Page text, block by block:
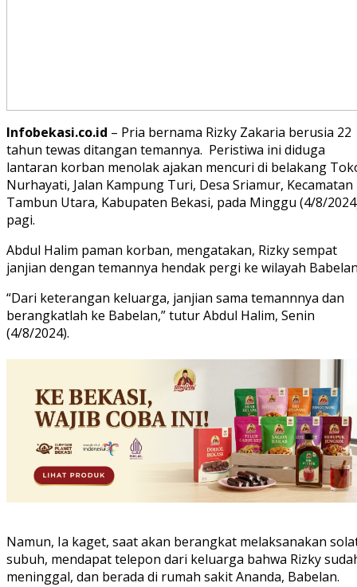
Infobekasi.co.id – Pria bernama Rizky Zakaria berusia 22
tahun tewas ditangan temannya. Peristiwa ini diduga
lantaran korban menolak ajakan mencuri di belakang
Nurhayati, Jalan Kampung Turi, Desa Sriamur, Kecamatan
Tambun Utara, Kabupaten Bekasi, pada Minggu (4/8/
pagi.
Abdul Halim paman korban, mengatakan, Rizky sempat
janjian dengan temannya hendak pergi ke wilayah
“Dari keterangan keluarga, janjian sama temannnya dan
berangkatlah ke Babelan,” tutur Abdul Halim, Senin
(4/8/2024).
Namun, Ia kaget, saat akan berangkat melaksanakan
subuh, mendapat telepon dari keluarga bahwa Rizky
meninggal, dan berada di rumah sakit Ananda, Babelan.